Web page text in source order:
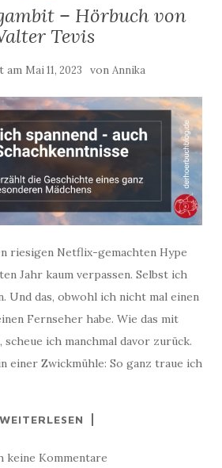
– Hörbuch von
Tevis
am Mai 11, 2023 von Annika
riesigen Netflix-gemachten Hype
Jahr kaum verpassen. Selbst ich
Und das, obwohl ich nicht mal einen
Fernseher habe. Wie das mit
ich manchmal davor zurück.
einer Zwickmühle: So ganz traue ich
WEITERLESEN
keine Kommentare